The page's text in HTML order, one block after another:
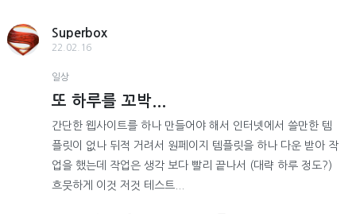
Superbox
22.02.16
일상
또 하루를 꼬박...
간단한 웹사이트를 하나 만들어야 해서 인터넷에서 쓸만한 템
플릿이 없나 뒤적 거려서 원페이지 템플릿을 하나 다운 받아 작
업을 했는데 작업은 생각 보다 빨리 끝나서 (대략 하루 정도?)
흐뭇하게 이것 저것 테스트...